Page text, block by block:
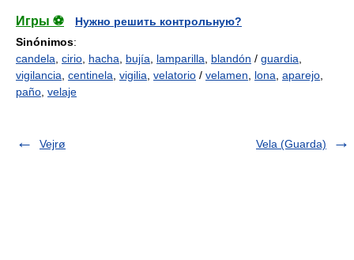
Игры ⚽
Нужно решить контрольную?
Sinónimos:
candela cirio hacha bujía lamparilla blandón / guardia
vigilancia centinela vigilia velatorio / velamen lona aparejo
paño velaje
Vejrø Vela (Guarda)